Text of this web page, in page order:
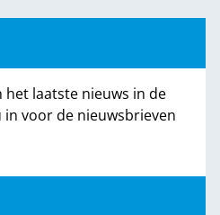
laatste nieuws in de
in voor de nieuwsbrieven